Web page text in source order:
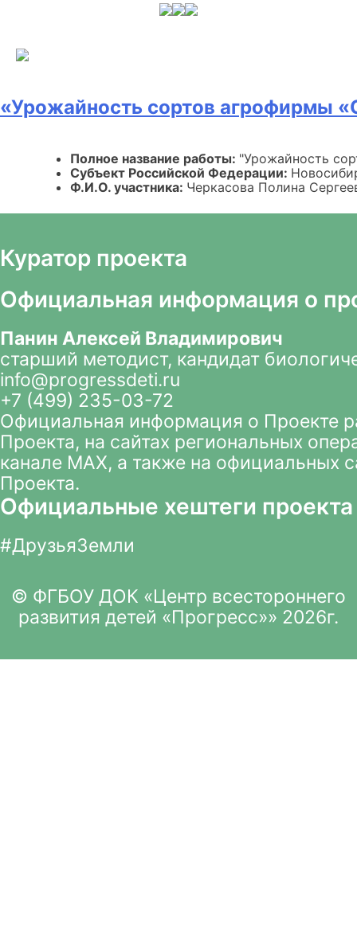
«Урожайность сортов агрофирмы
Полное название работы: "Урожайность
Субъект Российской Федерации:
Ф.И.О. участника: Черкасова Полина
Куратор проекта
Официальная информация о
Панин Алексей Владимирович
старший методист, кандидат
info@progressdeti.ru
+7 (499) 235-03-72
Официальная информация о Проекте
Проекта, на сайтах региональных
канале MAX, а также на официальных
Проекта.
Официальные хештеги проекта
#ДрузьяЗемли
© ФГБОУ ДОК «Центр всестороннего
развития детей «Прогресс»» 2026г.